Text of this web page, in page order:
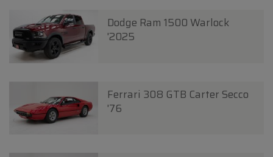
Dodge Ram 1500 Warlock
'2025
Ferrari 308 GTB Carter Secco
'76